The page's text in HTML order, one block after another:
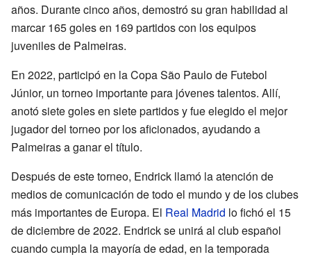
años. Durante cinco años, demostró su gran habilidad al
marcar 165 goles en 169 partidos con los equipos
juveniles de Palmeiras.
En 2022, participó en la Copa São Paulo de Futebol
Júnior, un torneo importante para jóvenes talentos. Allí,
anotó siete goles en siete partidos y fue elegido el mejor
jugador del torneo por los aficionados, ayudando a
Palmeiras a ganar el título.
Después de este torneo, Endrick llamó la atención de
medios de comunicación de todo el mundo y de los clubes
más importantes de Europa. El Real Madrid lo fichó el 15
de diciembre de 2022. Endrick se unirá al club español
cuando cumpla la mayoría de edad, en la temporada